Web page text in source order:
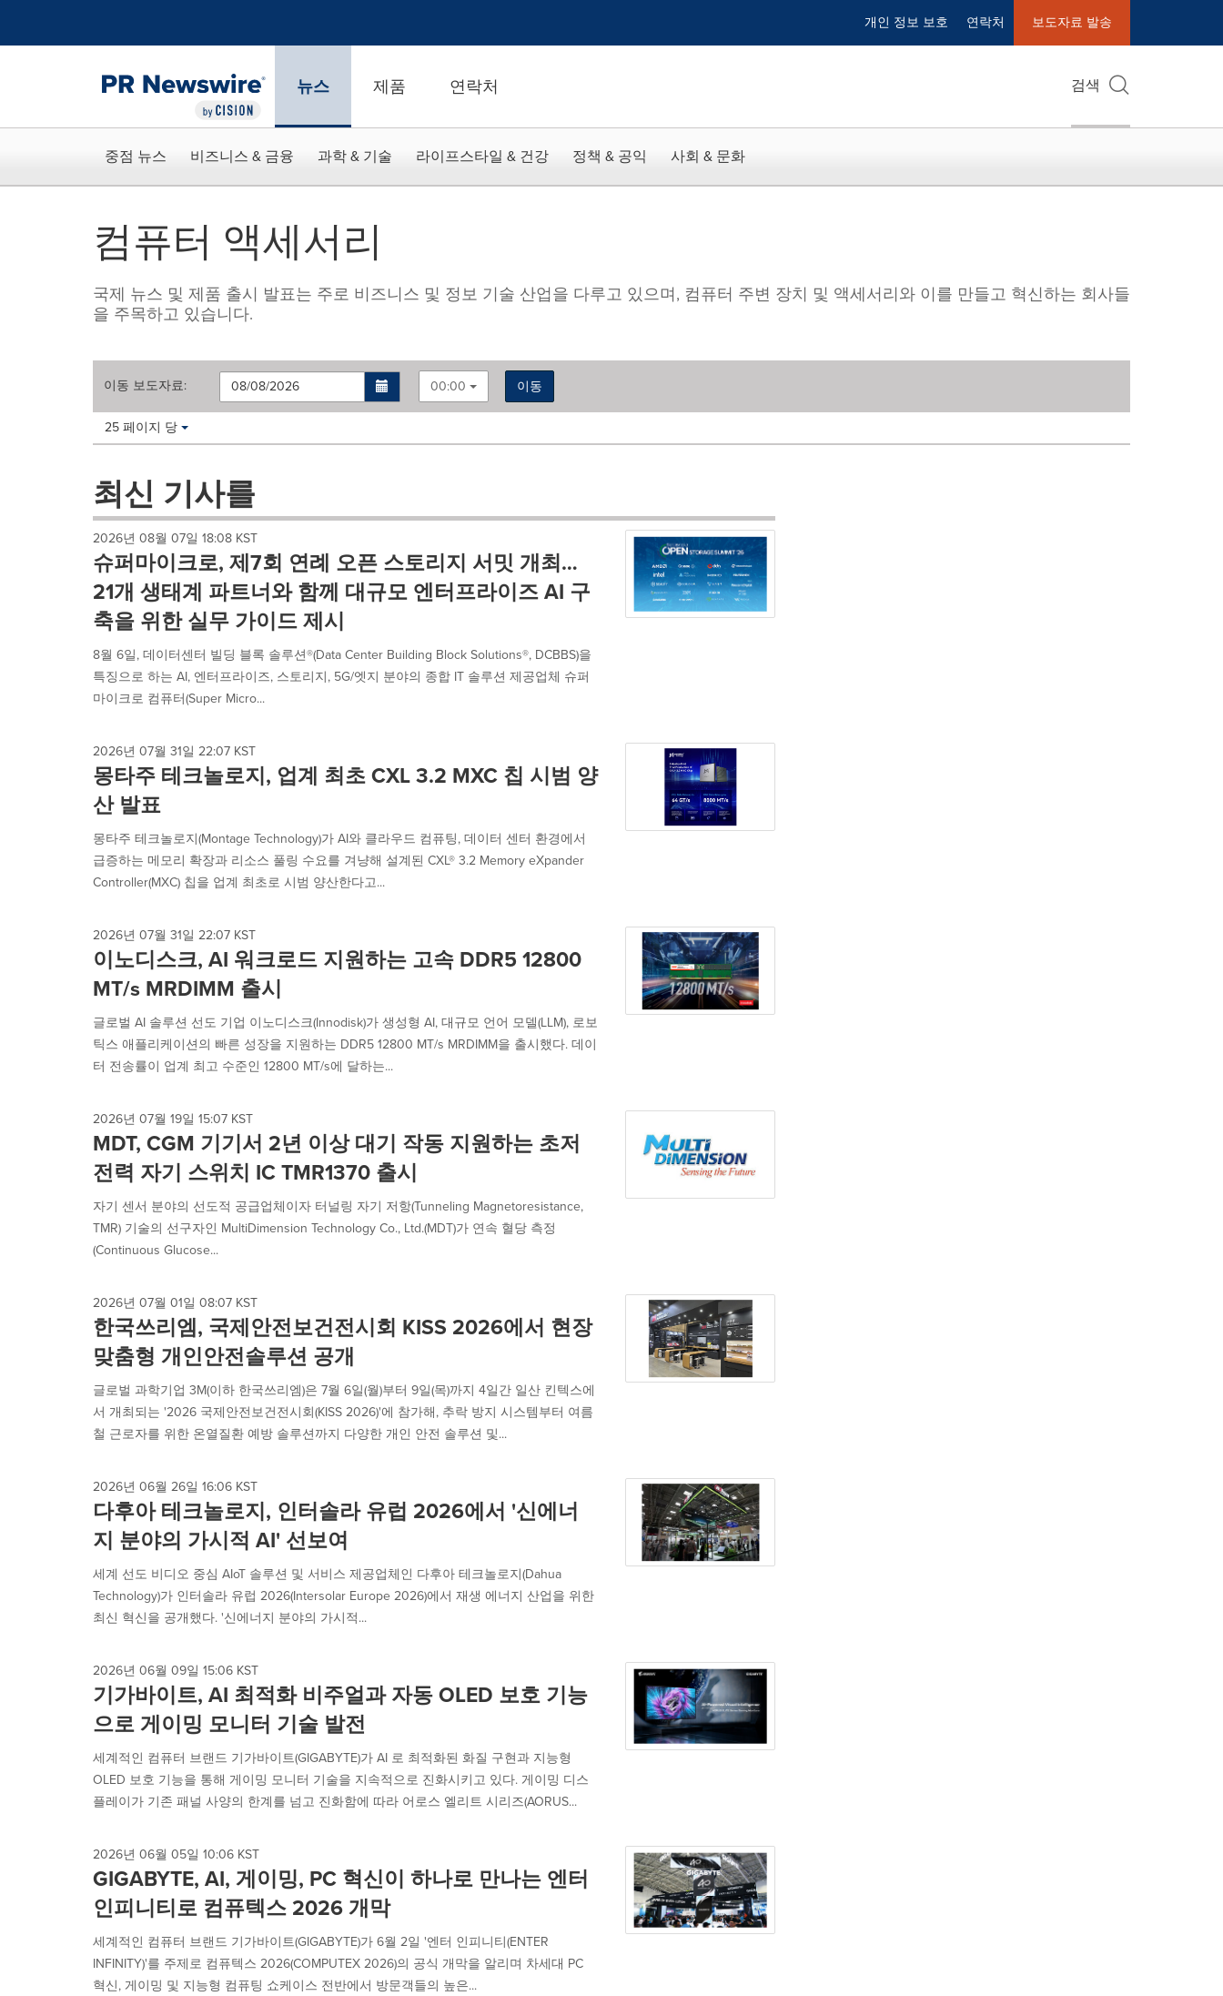
개인 정보 보호 연락처 보도자료 발송
뉴스 제품 연락처 검색
중점 뉴스 비즈니스 & 금융 과학 & 기술 라이프스타일 & 건강 정책 & 공익 사회 & 문화
컴퓨터 액세서리
국제 뉴스 및 제품 출시 발표는 주로 비즈니스 및 정보 기술 산업을 다루고 있으며, 컴퓨터 주변 장치 및 액세서리와 이를 만들고 혁신하는 회사들
을 주목하고 있습니다.
이동 보도자료: 00:00
이동
Making
these
dropdown
cause
content
on
this
page
change.
News
listings
will
as
each
option
is
selected.
Items per page:
25 페이지 당
최신 기사를
2026년 08월 07일 18:08 KST
슈퍼마이크로, 제7회 연례 오픈 스토리지 서밋 개최…
21개 생태계 파트너와 함께 대규모 엔터프라이즈 AI 구
축을 위한 실무 가이드 제시
8월 6일, 데이터센터 빌딩 블록 솔루션®(Data Center Building Block Solutions®, DCBBS)을
특징으로 하는 AI, 엔터프라이즈, 스토리지, 5G/엣지 분야의 종합 IT 솔루션 제공업체 슈퍼
마이크로 컴퓨터(Super Micro...
2026년 07월 31일 22:07 KST
몽타주 테크놀로지, 업계 최초 CXL 3.2 MXC 칩 시범 양
산 발표
몽타주 테크놀로지(Montage Technology)가 AI와 클라우드 컴퓨팅, 데이터 센터 환경에서
급증하는 메모리 확장과 리소스 풀링 수요를 겨냥해 설계된 CXL® 3.2 Memory eXpander
Controller(MXC) 칩을 업계 최초로 시범 양산한다고...
2026년 07월 31일 22:07 KST
이노디스크, AI 워크로드 지원하는 고속 DDR5 12800
MT/s MRDIMM 출시
글로벌 AI 솔루션 선도 기업 이노디스크(Innodisk)가 생성형 AI, 대규모 언어 모델(LLM), 로보
틱스 애플리케이션의 빠른 성장을 지원하는 DDR5 12800 MT/s MRDIMM을 출시했다. 데이
터 전송률이 업계 최고 수준인 12800 MT/s에 달하는...
2026년 07월 19일 15:07 KST
MDT, CGM 기기서 2년 이상 대기 작동 지원하는 초저
전력 자기 스위치 IC TMR1370 출시
자기 센서 분야의 선도적 공급업체이자 터널링 자기 저항(Tunneling Magnetoresistance,
TMR) 기술의 선구자인 MultiDimension Technology Co., Ltd.(MDT)가 연속 혈당 측정
(Continuous Glucose...
2026년 07월 01일 08:07 KST
한국쓰리엠, 국제안전보건전시회 KISS 2026에서 현장
맞춤형 개인안전솔루션 공개
글로벌 과학기업 3M(이하 한국쓰리엠)은 7월 6일(월)부터 9일(목)까지 4일간 일산 킨텍스에
서 개최되는 '2026 국제안전보건전시회(KISS 2026)'에 참가해, 추락 방지 시스템부터 여름
철 근로자를 위한 온열질환 예방 솔루션까지 다양한 개인 안전 솔루션 및...
2026년 06월 26일 16:06 KST
다후아 테크놀로지, 인터솔라 유럽 2026에서 '신에너
지 분야의 가시적 AI' 선보여
세계 선도 비디오 중심 AIoT 솔루션 및 서비스 제공업체인 다후아 테크놀로지(Dahua
Technology)가 인터솔라 유럽 2026(Intersolar Europe 2026)에서 재생 에너지 산업을 위한
최신 혁신을 공개했다. '신에너지 분야의 가시적...
2026년 06월 09일 15:06 KST
기가바이트, AI 최적화 비주얼과 자동 OLED 보호 기능
으로 게이밍 모니터 기술 발전
세계적인 컴퓨터 브랜드 기가바이트(GIGABYTE)가 AI 로 최적화된 화질 구현과 지능형
OLED 보호 기능을 통해 게이밍 모니터 기술을 지속적으로 진화시키고 있다. 게이밍 디스
플레이가 기존 패널 사양의 한계를 넘고 진화함에 따라 어로스 엘리트 시리즈(AORUS...
2026년 06월 05일 10:06 KST
GIGABYTE, AI, 게이밍, PC 혁신이 하나로 만나는 엔터
인피니티로 컴퓨텍스 2026 개막
세계적인 컴퓨터 브랜드 기가바이트(GIGABYTE)가 6월 2일 '엔터 인피니티(ENTER
INFINITY)'를 주제로 컴퓨텍스 2026(COMPUTEX 2026)의 공식 개막을 알리며 차세대 PC
혁신, 게이밍 및 지능형 컴퓨팅 쇼케이스 전반에서 방문객들의 높은...